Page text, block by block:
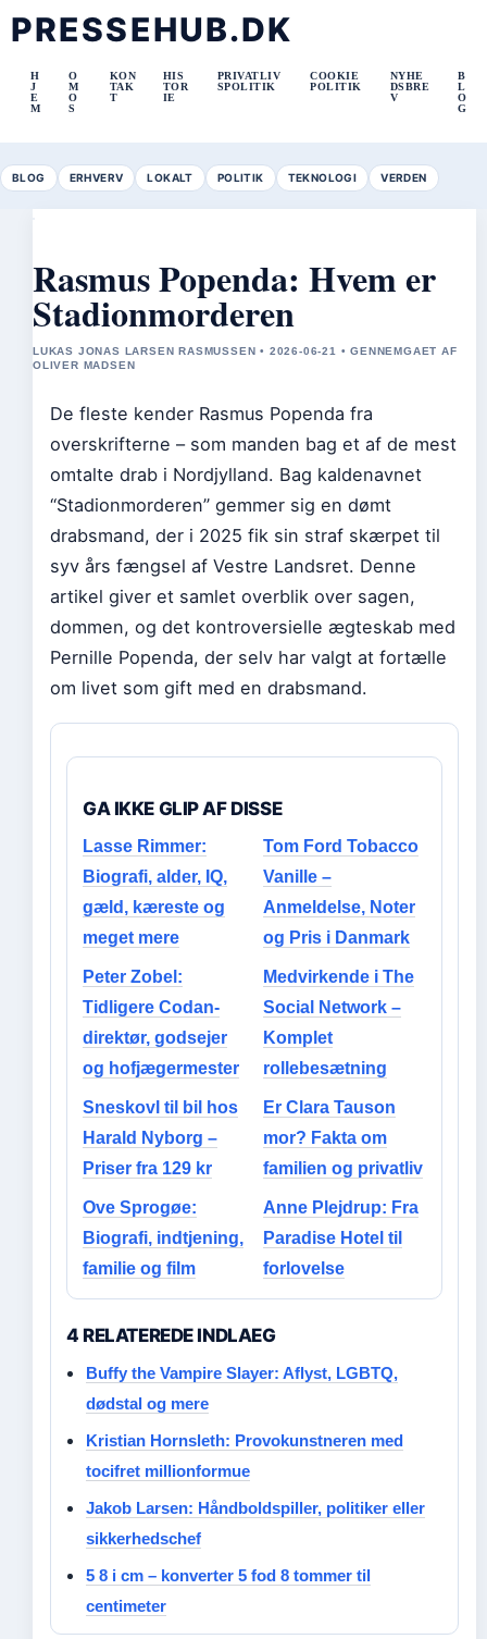
PRESSEHUB.DK
H
J
E
M
O
M
O
S
KON
TAK
T
HIS
TOR
IE
PRIVATLIV
SPOLITIK
COOKIE
POLITIK
NYHE
DSBRE
V
B
L
O
G
BLOG ERHVERV LOKALT POLITIK TEKNOLOGI VERDEN
Rasmus Popenda: Hvem er
Stadionmorderen
LUKAS JONAS LARSEN RASMUSSEN • 2026-06-21 • GENNEMGAET AF
OLIVER MADSEN
De fleste kender Rasmus Popenda fra
overskrifterne – som manden bag et af de mest
omtalte drab i Nordjylland. Bag kaldenavnet
“Stadionmorderen” gemmer sig en dømt
drabsmand, der i 2025 fik sin straf skærpet til
syv års fængsel af Vestre Landsret. Denne
artikel giver et samlet overblik over sagen,
dommen, og det kontroversielle ægteskab med
Pernille Popenda, der selv har valgt at fortælle
om livet som gift med en drabsmand.
GA IKKE GLIP AF DISSE
Lasse Rimmer:
Biografi, alder, IQ,
gæld, kæreste og
meget mere
Tom Ford Tobacco
Vanille –
Anmeldelse, Noter
og Pris i Danmark
Peter Zobel:
Tidligere Codan-
direktør, godsejer
og hofjægermester
Medvirkende i The
Social Network –
Komplet
rollebesætning
Sneskovl til bil hos
Harald Nyborg –
Priser fra 129 kr
Er Clara Tauson
mor? Fakta om
familien og privatliv
Ove Sprogøe:
Biografi, indtjening,
familie og film
Anne Plejdrup: Fra
Paradise Hotel til
forlovelse
4 RELATEREDE INDLAEG
Buffy the Vampire Slayer: Aflyst, LGBTQ,
dødstal og mere
Kristian Hornsleth: Provokunstneren med
tocifret millionformue
Jakob Larsen: Håndboldspiller, politiker eller
sikkerhedschef
5 8 i cm – konverter 5 fod 8 tommer til
centimeter